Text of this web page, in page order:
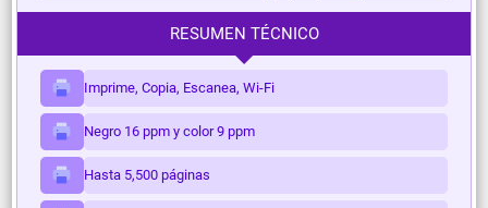
RESUMEN TÉCNICO
Imprime, Copia, Escanea, Wi-Fi
Negro 16 ppm y color 9 ppm
Hasta 5,500 páginas